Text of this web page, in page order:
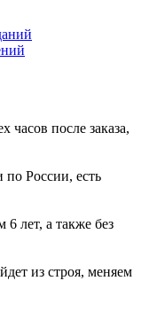
часов после заказа,
России, есть
лет, а также без
из строя, меняем